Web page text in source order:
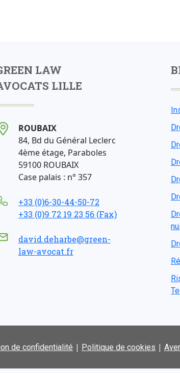
LAW
LILLE
ROUBAIX
84, Bd du Général Leclerc
4ème étage, Paraboles
59100 ROUBAIX
Case palais : n° 357
+33 (0)6-30-44-50-72
+33 (0)9 72 19 23 56 (Fax)
david.deharbe@green-
law-avocat.fr
de confidentialité | Politique de cookies |